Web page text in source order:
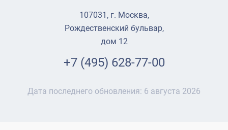
107031, г. Москва,
Рождественский бульвар,
дом 12
+7 (495) 628-77-00
Дата последнего обновления: 6 августа 2026